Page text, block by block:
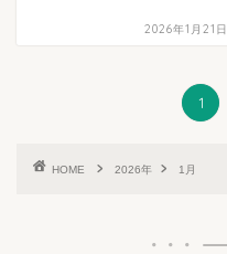
2026年1月21日
1
HOME 2026年 1月